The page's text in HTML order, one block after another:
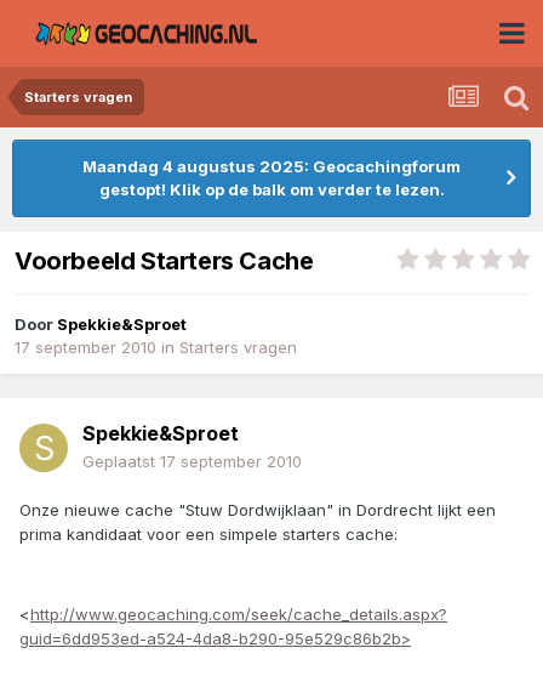
Starters vragen
Maandag 4 augustus 2025: Geocachingforum
gestopt! Klik op de balk om verder te lezen.
Voorbeeld Starters Cache
Door Spekkie&Sproet
17 september 2010 in Starters vragen
Spekkie&Sproet
Geplaatst 17 september 2010
Onze nieuwe cache "Stuw Dordwijklaan" in Dordrecht lijkt een
prima kandidaat voor een simpele starters cache:
<http://www.geocaching.com/seek/cache_details.aspx?
guid=6dd953ed-a524-4da8-b290-95e529c86b2b>